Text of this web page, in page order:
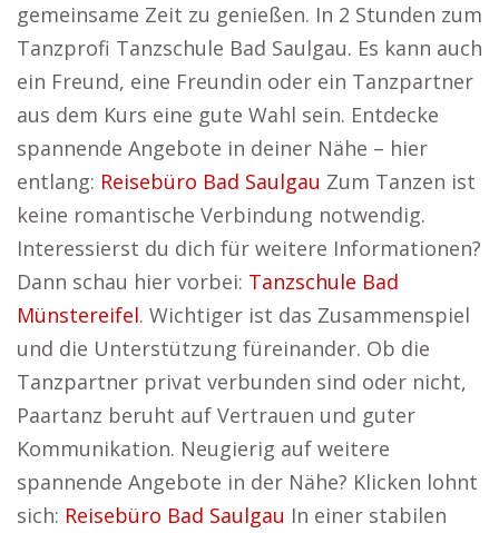
gemeinsame Zeit zu genießen. In 2 Stunden zum
Tanzprofi Tanzschule Bad Saulgau. Es kann auch
ein Freund, eine Freundin oder ein Tanzpartner
aus dem Kurs eine gute Wahl sein. Entdecke
spannende Angebote in deiner Nähe – hier
entlang: Reisebüro Bad Saulgau Zum Tanzen ist
keine romantische Verbindung notwendig.
Interessierst du dich für weitere Informationen?
Dann schau hier vorbei: Tanzschule Bad
Münstereifel. Wichtiger ist das Zusammenspiel
und die Unterstützung füreinander. Ob die
Tanzpartner privat verbunden sind oder nicht,
Paartanz beruht auf Vertrauen und guter
Kommunikation. Neugierig auf weitere
spannende Angebote in der Nähe? Klicken lohnt
sich: Reisebüro Bad Saulgau In einer stabilen